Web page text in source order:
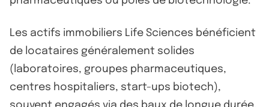
Les actifs immobiliers Life Sciences bénéficient
de locataires généralement solides
(laboratoires, groupes pharmaceutiques,
centres hospitaliers, start-ups biotech),